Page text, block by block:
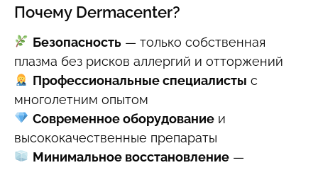
Почему Dermacenter?
Безопасность— только собственная
плазма без рисков аллергий и отторжений
Профессиональные специалисты с
многолетним опытом
Современное оборудованиеи
высококачественные препараты
Минимальное восстановление—